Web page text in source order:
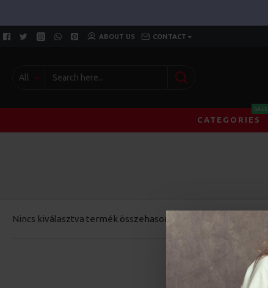
ABOUT US CONTACT
All
CATEGORIES
SALE
Nincs kiválasztva termék összehasonlítása.